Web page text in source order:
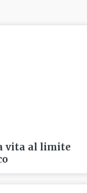
vita al limite